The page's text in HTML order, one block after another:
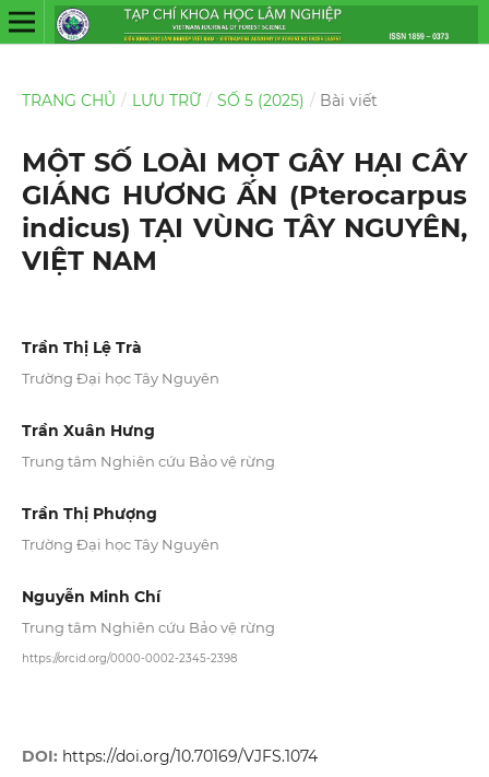
TRANG CHỦ / LƯU TRỮ / SỐ 5 (2025) / Bài viết
MỘT SỐ LOÀI MỌT GÂY HẠI CÂY
GIÁNG HƯƠNG ẤN (Pterocarpus
indicus) TẠI VÙNG TÂY NGUYÊN,
VIỆT NAM
Trần Thị Lệ Trà
Trường Đại học Tây Nguyên
Trần Xuân Hưng
Trung tâm Nghiên cứu Bảo vệ rừng
Trần Thị Phượng
Trường Đại học Tây Nguyên
Nguyễn Minh Chí
Trung tâm Nghiên cứu Bảo vệ rừng
https://orcid.org/0000-0002-2345-2398
DOI: https://doi.org/10.70169/VJFS.1074